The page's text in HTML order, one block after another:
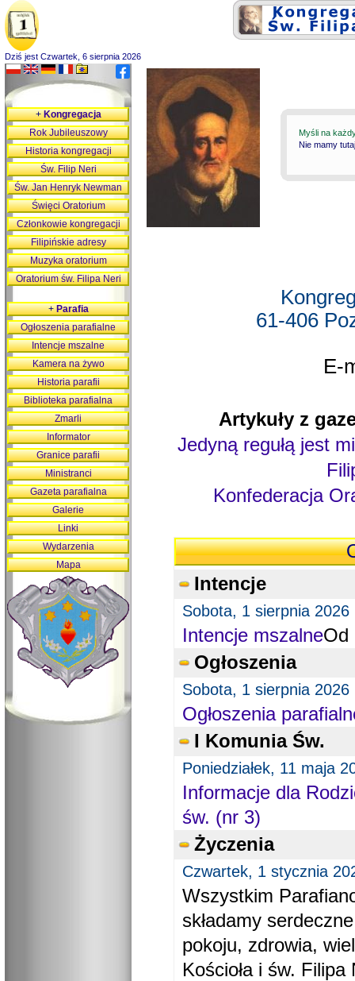
Dziś jest Czwartek, 6 sierpnia 2026
Myśli na
Nie mamy
61-406
E-
Artykuły z
Jedyną regułą jest
Konfederacja
Intencje
Sobota, 1 sierpnia 2026
Intencje mszalneOd
Ogłoszenia
Sobota, 1 sierpnia 2026
Ogłoszenia
I Komunia Św.
Poniedziałek, 11 maja
Informacje dla
św. (nr 3)
Życzenia
Czwartek, 1 stycznia
Wszystkim
składamy
pokoju, zdrowia,
Kościoła i św. Filipa
+Kongregacja
Rok Jubileuszowy
Historia kongregacji
Św. Filip Neri
Św. Jan Henryk Newman
Święci Oratorium
Członkowie kongregacji
Filipińskie adresy
Muzyka oratorium
Oratorium św. Filipa Neri
+Parafia
Ogłoszenia parafialne
Intencje mszalne
Kamera na żywo
Historia parafii
Biblioteka parafialna
Zmarli
Informator
Granice parafii
Ministranci
Gazeta parafialna
Galerie
Linki
Wydarzenia
Mapa